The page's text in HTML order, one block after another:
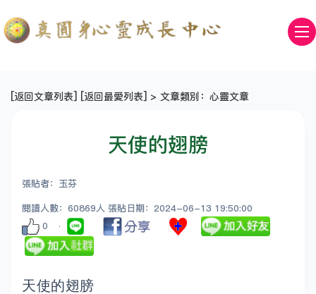
[返回文章列表] [返回最愛列表] > 文章類別：心靈文章
天使的翅膀
張貼者：玉芬
閱讀人數：60869人 張貼日期：2024-06-13 19:50:00
0
天使的翅膀